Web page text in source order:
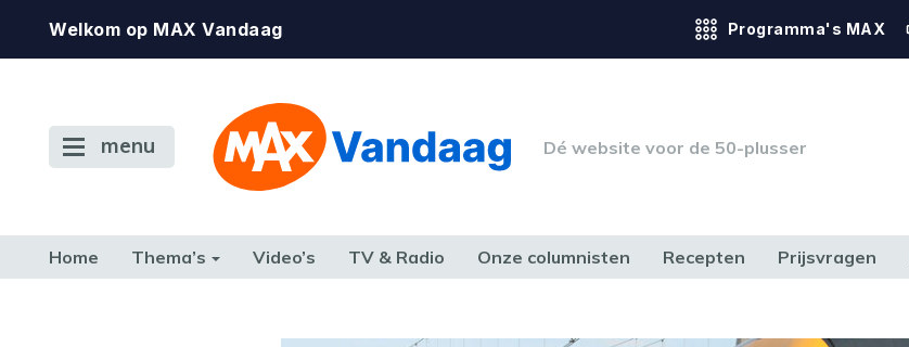
Welkom op MAX Vandaag Programma's MAX
menu Dé website voor de 50-plusser
Home Thema’s Video’s TV & Radio Onze columnisten Recepten Prijsvragen